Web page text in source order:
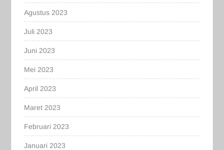
Agustus 2023
Juli 2023
Juni 2023
Mei 2023
April 2023
Maret 2023
Februari 2023
Januari 2023